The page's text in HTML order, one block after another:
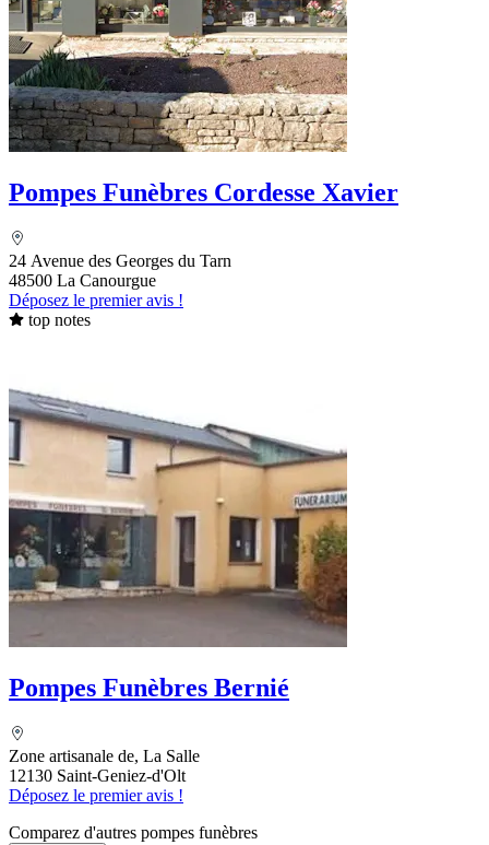
Pompes Funèbres Cordesse Xavier
24 Avenue des Georges du Tarn
48500 La Canourgue
Déposez le premier avis !
top notes
Pompes Funèbres Bernié
Zone artisanale de, La Salle
12130 Saint-Geniez-d'Olt
Déposez le premier avis !
Comparez d'autres pompes funèbres